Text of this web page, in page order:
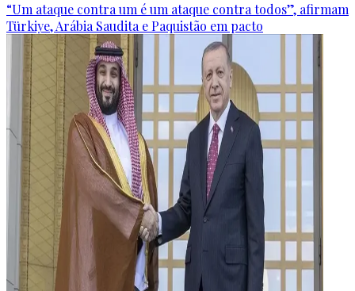
“Um ataque contra um é um ataque contra todos”, afirmam
Türkiye, Arábia Saudita e Paquistão em pacto